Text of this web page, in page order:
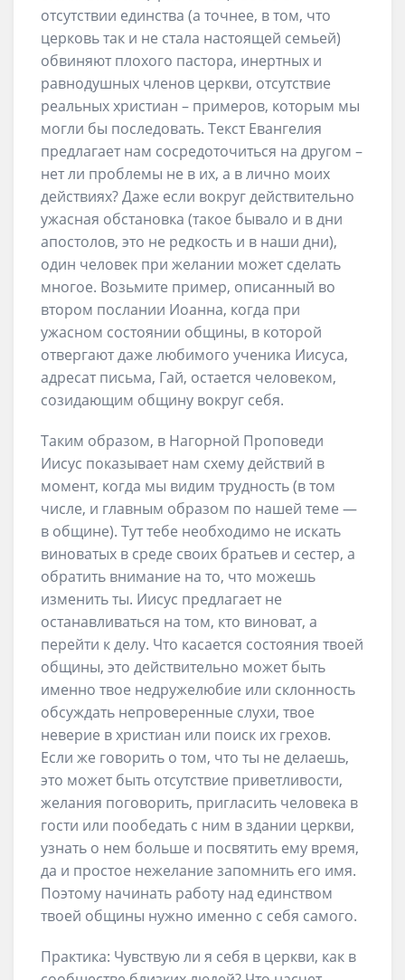
отсутствии единства (а точнее, в том, что
церковь так и не стала настоящей семьей)
обвиняют плохого пастора, инертных и
равнодушных членов церкви, отсутствие
реальных христиан – примеров, которым мы
могли бы последовать. Текст Евангелия
предлагает нам сосредоточиться на другом –
нет ли проблемы не в их, а в лично моих
действиях? Даже если вокруг действительно
ужасная обстановка (такое бывало и в дни
апостолов, это не редкость и в наши дни),
один человек при желании может сделать
многое. Возьмите пример, описанный во
втором послании Иоанна, когда при
ужасном состоянии общины, в которой
отвергают даже любимого ученика Иисуса,
адресат письма, Гай, остается человеком,
созидающим общину вокруг себя.
Таким образом, в Нагорной Проповеди
Иисус показывает нам схему действий в
момент, когда мы видим трудность (в том
числе, и главным образом по нашей теме —
в общине). Тут тебе необходимо не искать
виноватых в среде своих братьев и сестер, а
обратить внимание на то, что можешь
изменить ты. Иисус предлагает не
останавливаться на том, кто виноват, а
перейти к делу. Что касается состояния твоей
общины, это действительно может быть
именно твое недружелюбие или склонность
обсуждать непроверенные слухи, твое
неверие в христиан или поиск их грехов.
Если же говорить о том, что ты не делаешь,
это может быть отсутствие приветливости,
желания поговорить, пригласить человека в
гости или пообедать с ним в здании церкви,
узнать о нем больше и посвятить ему время,
да и простое нежелание запомнить его имя.
Поэтому начинать работу над единством
твоей общины нужно именно с себя самого.
Практика: Чувствую ли я себя в церкви, как в